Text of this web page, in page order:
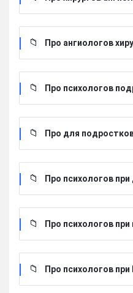
Про ангиологов
Про психологов
Про для
Про психологов при
Про психологов при
Про психологов при